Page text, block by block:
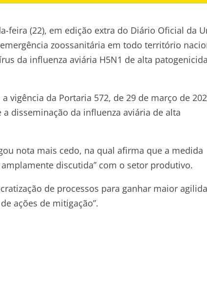
feira (22), em edição extra do Diário Oficial da
zoossanitária em todo território
da influenza aviária H5N1 de alta
da Portaria 572, de 29 de março de
disseminação da influenza aviária de alta
nota mais cedo, na qual afirma que a medida
discutida” com o setor produtivo.
de processos para ganhar maior
ações de mitigação”.